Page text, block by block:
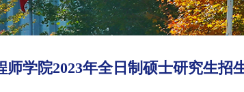
师学院2023年全日制硕士研究生招